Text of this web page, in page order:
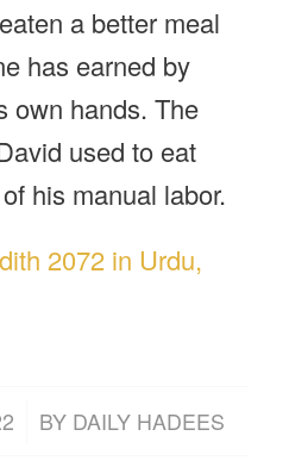
a better meal
has earned by
own hands. The
used to eat
his manual labor.
2072 in Urdu,
BY DAILY HADEES